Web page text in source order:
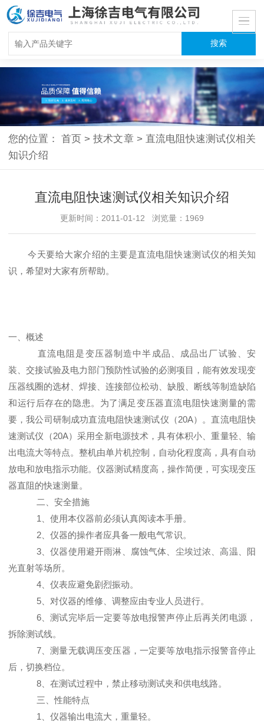
您的位置：首页 > 技术文章 > 直流电阻快速测试仪相关
知识介绍
直流电阻快速测试仪相关知识介绍
更新时间：2011-01-12 浏览量：1969
今天要给大家介绍的主要是直流电阻快速测试仪的相关知
识，希望对大家有所帮助。
一、概述
直流电阻是变压器制造中半成品、成品出厂试验、安
装、交接试验及电力部门预防性试验的必测项目，能有效发现变
压器线圈的选材、焊接、连接部位松动、缺股、断线等制造缺陷
和运行后存在的隐患。为了满足变压器直流电阻快速测量的需
要，我公司研制成功直流电阻快速测试仪（20A）。直流电阻快
速测试仪（20A）采用全新电源技术，具有体积小、重量轻、输
出电流大等特点。整机由单片机控制，自动化程度高，具有自动
放电和放电指示功能。仪器测试精度高，操作简便，可实现变压
器直阻的快速测量。
二、安全措施
1、使用本仪器前必须认真阅读本手册。
2、仪器的操作者应具备一般电气常识。
3、仪器使用避开雨淋、腐蚀气体、尘埃过浓、高温、阳
光直射等场所。
4、仪表应避免剧烈振动。
5、对仪器的维修、调整应由专业人员进行。
6、测试完毕后一定要等放电报警声停止后再关闭电源，
拆除测试线。
7、测量无载调压变压器，一定要等放电指示报警音停止
后，切换档位。
8、在测试过程中，禁止移动测试夹和供电线路。
三、性能特点
1、仪器输出电流大，重量轻。